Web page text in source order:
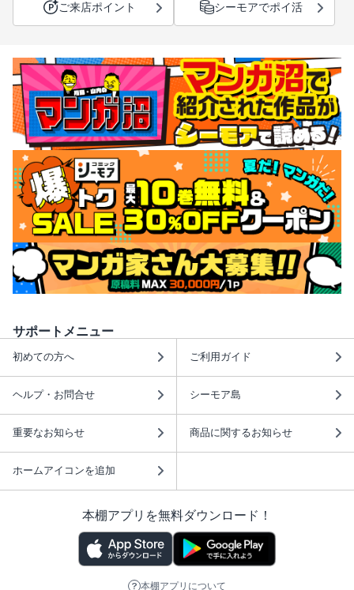
ご来店ポイント シーモアでポイ活
サポートメニュー
初めての方へ ご利用ガイド
ヘルプ・お問合せ シーモア島
重要なお知らせ 商品に関するお知らせ
ホームアイコンを追加
本棚アプリを無料ダウンロード！
本棚アプリについて